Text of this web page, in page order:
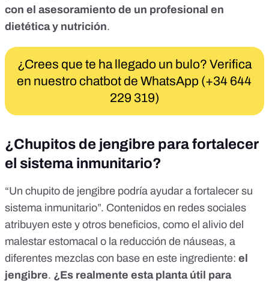
con el asesoramiento de un profesional en
dietética y nutrición.
¿Crees que te ha llegado un bulo? Verifica
en nuestro chatbot de WhatsApp (+34 644
229 319)
¿Chupitos de jengibre para fortalecer
el sistema inmunitario?
“Un chupito de jengibre podría ayudar a fortalecer su
sistema inmunitario”. Contenidos en redes sociales
atribuyen este y otros beneficios, como el alivio del
malestar estomacal o la reducción de náuseas, a
diferentes mezclas con base en este ingrediente: el
jengibre. ¿Es realmente esta planta útil para